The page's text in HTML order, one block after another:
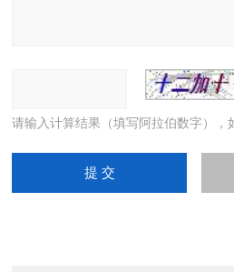
请输入计算结果（填写阿拉伯数字），